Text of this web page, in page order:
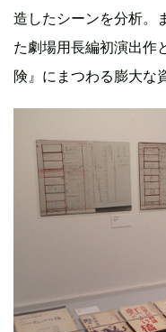
造したシーンを分析。
た劇場用長編初演出作
険』にまつわる膨大な